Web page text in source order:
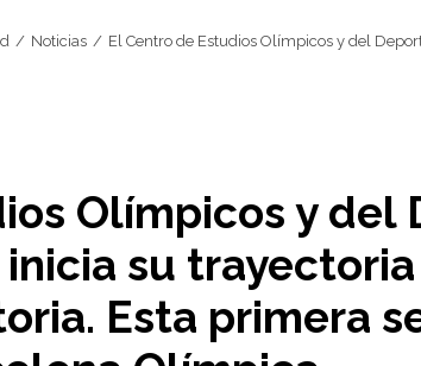
Noticias El Centro de Estudios Olímpicos y del
Olímpicos y del
su
Esta primera